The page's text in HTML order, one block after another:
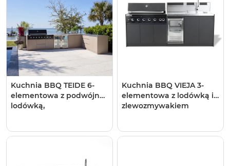
Kuchnia BBQ TEIDE 6-
elementowa z podwójną
lodówką,
szafką z szufladami i
Kuchnia BBQ VIEJA 3-
elementowa z lodówką i
zlewozmywakiem